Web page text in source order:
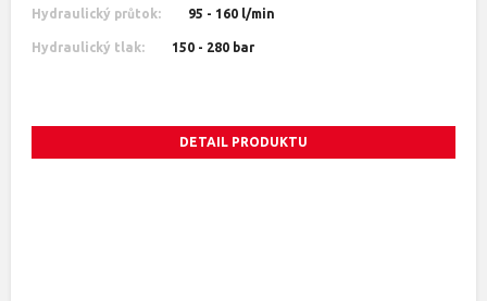
Hydraulický průtok: 95 - 160 l/min
Hydraulický tlak: 150 - 280 bar
DETAIL PRODUKTU